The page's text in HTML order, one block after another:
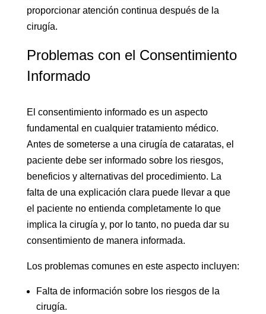
proporcionar atención continua después de la
cirugía.
Problemas con el Consentimiento
Informado
El consentimiento informado es un aspecto
fundamental en cualquier tratamiento médico.
Antes de someterse a una cirugía de cataratas, el
paciente debe ser informado sobre los riesgos,
beneficios y alternativas del procedimiento. La
falta de una explicación clara puede llevar a que
el paciente no entienda completamente lo que
implica la cirugía y, por lo tanto, no pueda dar su
consentimiento de manera informada.
Los problemas comunes en este aspecto incluyen:
Falta de información sobre los riesgos de la
cirugía.